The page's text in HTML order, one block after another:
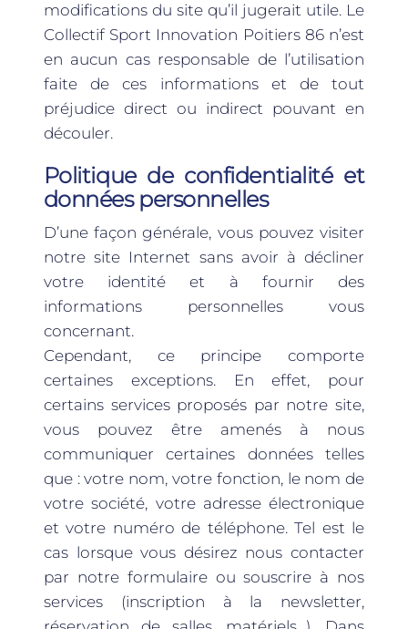
modifications du site qu’il jugerait utile. Le
Collectif Sport Innovation Poitiers 86 n’est
en aucun cas responsable de l’utilisation
faite de ces informations et de tout
préjudice direct ou indirect pouvant en
découler.
Politique de confidentialité et
données personnelles
D’une façon générale, vous pouvez visiter
notre site Internet sans avoir à décliner
votre identité et à fournir des
informations personnelles vous
concernant.
Cependant, ce principe comporte
certaines exceptions. En effet, pour
certains services proposés par notre site,
vous pouvez être amenés à nous
communiquer certaines données telles
que : votre nom, votre fonction, le nom de
votre société, votre adresse électronique
et votre numéro de téléphone. Tel est le
cas lorsque vous désirez nous contacter
par notre formulaire ou souscrire à nos
services (inscription à la newsletter,